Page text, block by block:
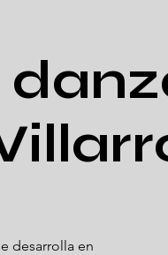
desarrolla en